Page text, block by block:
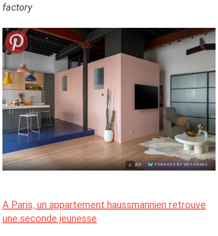
factory
× AD POWERED BY WEFORADS
A Paris, un appartement haussmannien retrouve
une seconde jeunesse